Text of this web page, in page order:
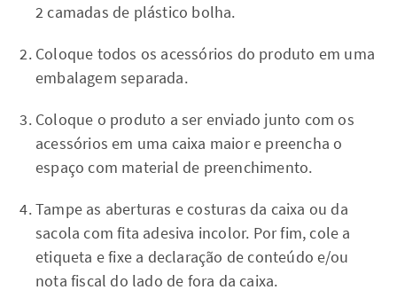
2 camadas de plástico bolha.
Coloque todos os acessórios do produto em uma
embalagem separada.
Coloque o produto a ser enviado junto com os
acessórios em uma caixa maior e preencha o
espaço com material de preenchimento.
Tampe as aberturas e costuras da caixa ou da
sacola com fita adesiva incolor. Por fim, cole a
etiqueta e fixe a declaração de conteúdo e/ou
nota fiscal do lado de fora da caixa.